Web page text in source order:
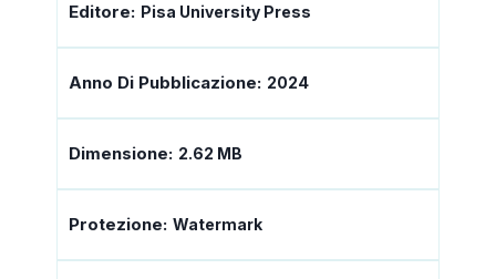
Editore: Pisa University Press
Anno Di Pubblicazione: 2024
Dimensione: 2.62 MB
Protezione: Watermark